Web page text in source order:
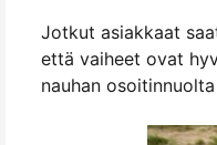
Jotkut asiakkaat
että vaiheet ovat
nauhan